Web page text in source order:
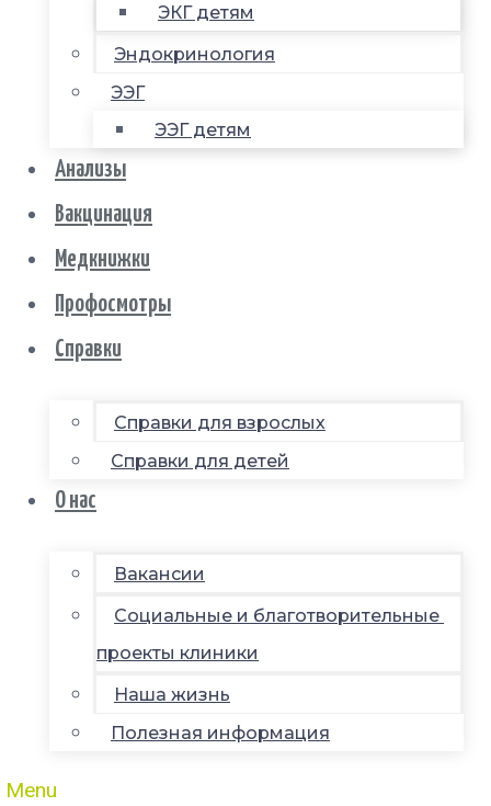
ЭКГ детям
Эндокринология
ЭЭГ
ЭЭГ детям
Анализы
Вакцинация
Медкнижки
Профосмотры
Справки
Справки для взрослых
Справки для детей
О нас
Вакансии
Социальные и благотворительные
проекты клиники
Наша жизнь
Полезная информация
Menu